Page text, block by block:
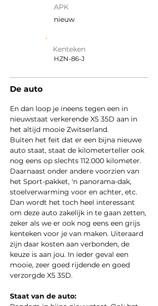
APK
nieuw
Kenteken
HZN-86-J
De auto
En dan loop je ineens tegen een in
nieuwstaat verkerende X5 35D aan in
het altijd mooie Zwitserland.
Buiten het feit dat er een bijna nieuwe
auto staat, staat de kilometerteller ook
nog eens op slechts 112.000 kilometer.
Daarnaast onder andere voorzien van
het Sport-pakket, 'n panorama-dak,
stoelverwarming voor en achter, etc.
Dan wordt het toch heel interessant
om deze auto zakelijk in te gaan zetten,
zeker als we er ook nog eens een grijs
kenteken voor je van maken. Uiteraard
zijn daar kosten aan verbonden, de
keuze is aan jou. In ieder geval een
mooie, zeer goed rijdende en goed
verzorgde X5 35D.
Staat van de auto: